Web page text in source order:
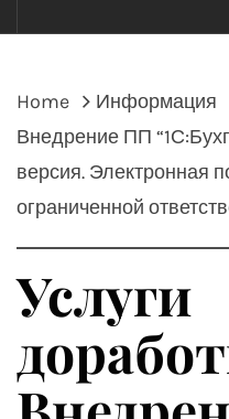
Home Информация
Внедрение ПП
версия. Электронная
ограниченной
Услуги